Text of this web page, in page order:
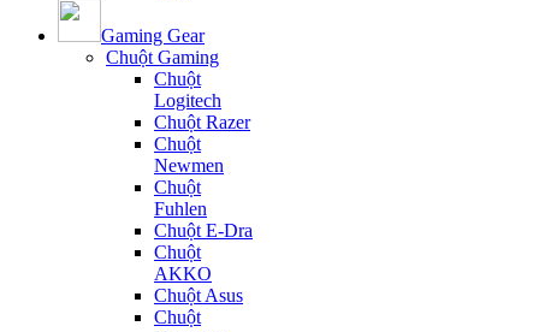
Gaming Gear
Chuột Gaming
Chuột
Logitech
Chuột Razer
Chuột
Newmen
Chuột
Fuhlen
Chuột E-Dra
Chuột
AKKO
Chuột Asus
Chuột